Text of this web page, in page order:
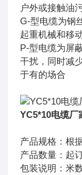
户外或接触油
G-型电缆为钢
起重机械和移
P-型电缆为屏
干扰，同时减
于有的场合
YC5*10电缆厂
产品规格：根
产品数量：起
包装说明：米